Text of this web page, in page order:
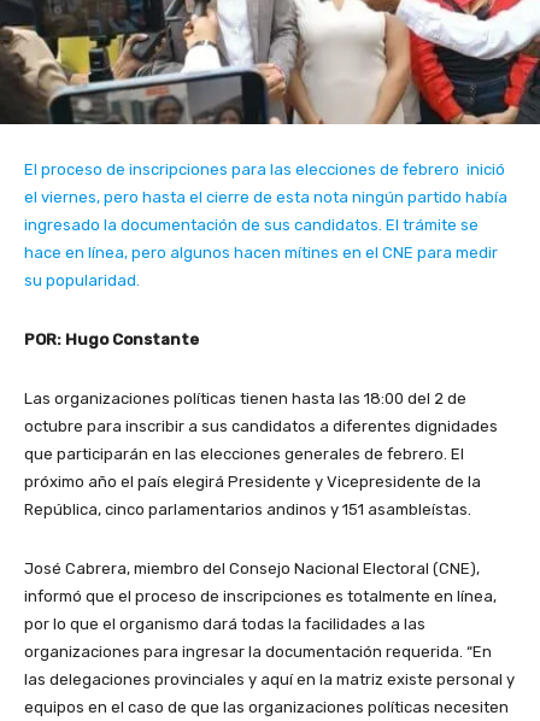
El proceso de inscripciones para las elecciones de febrero inició
el viernes, pero hasta el cierre de esta nota ningún partido había
ingresado la documentación de sus candidatos. El trámite se
hace en línea, pero algunos hacen mítines en el CNE para medir
su popularidad.
POR: Hugo Constante
Las organizaciones políticas tienen hasta las 18:00 del 2 de
octubre para inscribir a sus candidatos a diferentes dignidades
que participarán en las elecciones generales de febrero. El
próximo año el país elegirá Presidente y Vicepresidente de la
República, cinco parlamentarios andinos y 151 asambleístas.
José Cabrera, miembro del Consejo Nacional Electoral (CNE),
informó que el proceso de inscripciones es totalmente en línea,
por lo que el organismo dará todas la facilidades a las
organizaciones para ingresar la documentación requerida. “En
las delegaciones provinciales y aquí en la matriz existe personal y
equipos en el caso de que las organizaciones políticas necesiten